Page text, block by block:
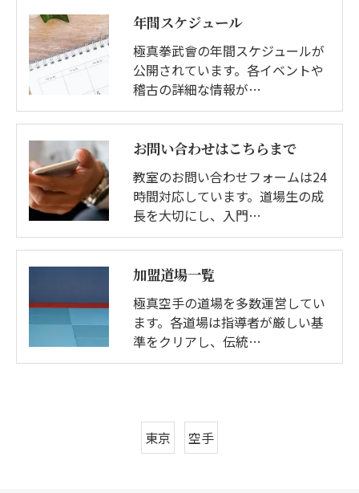
年間スケジュール
極真拳武會の年間スケジュールが
公開されています。各イベントや
稽古の詳細な情報が…
お問い合わせはこちらまで
教室のお問い合わせフォームは24
時間対応しています。道場生の成
長を大切にし、入門…
加盟道場一覧
極真空手の道場を多数運営してい
ます。各道場は指導者が厳しい基
準をクリアし、伝統…
東京 空手